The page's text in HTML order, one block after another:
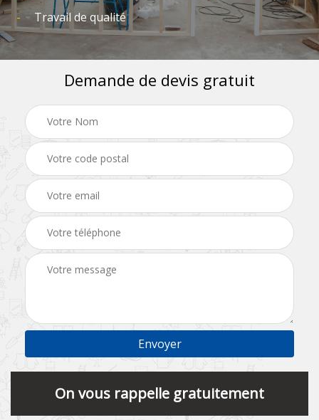
Travail de qualité
Demande de devis gratuit
On vous rappelle gratuitement